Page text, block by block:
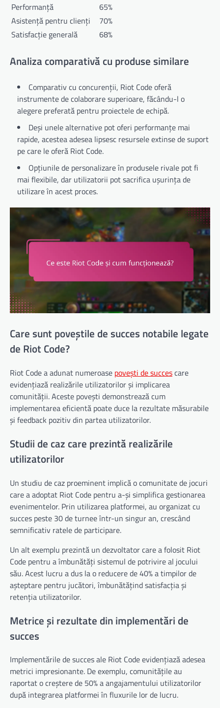
Performanță
65%
Asistență pentru clienți
70%
Satisfacție generală
68%
Analiza comparativă cu produse similare
Comparativ cu concurenții, Riot Code oferă
instrumente de colaborare superioare, făcându-l o
alegere preferată pentru proiectele de echipă.
Deși unele alternative pot oferi performanțe mai
rapide, acestea adesea lipsesc resursele extinse de suport
pe care le oferă Riot Code.
Opțiunile de personalizare în produsele rivale pot fi
mai flexibile, dar utilizatorii pot sacrifica ușurința de
utilizare în acest proces.
Care sunt poveștile de succes notabile legate
de Riot Code?
Riot Code a adunat numeroase povești de succescare
evidențiază realizările utilizatorilor și implicarea
comunității. Aceste povești demonstrează cum
implementarea eficientă poate duce la rezultate măsurabile
și feedback pozitiv din partea utilizatorilor.
Studii de caz care prezintă realizările
utilizatorilor
Un studiu de caz proeminent implică o comunitate de jocuri
care a adoptat Riot Code pentru a-și simplifica gestionarea
evenimentelor. Prin utilizarea platformei, au organizat cu
succes peste 30 de turnee într-un singur an, crescând
semnificativ ratele de participare.
Un alt exemplu prezintă un dezvoltator care a folosit Riot
Code pentru a îmbunătăți sistemul de potrivire al jocului
său. Acest lucru a dus la o reducere de 40% a timpilor de
așteptare pentru jucători, îmbunătățind satisfacția și
retenția utilizatorilor.
Metrice și rezultate din implementări de
succes
Implementările de succes ale Riot Code evidențiază adesea
metrici impresionante. De exemplu, comunitățile au
raportat o creștere de 50% a angajamentului utilizatorilor
după integrarea platformei în fluxurile lor de lucru.